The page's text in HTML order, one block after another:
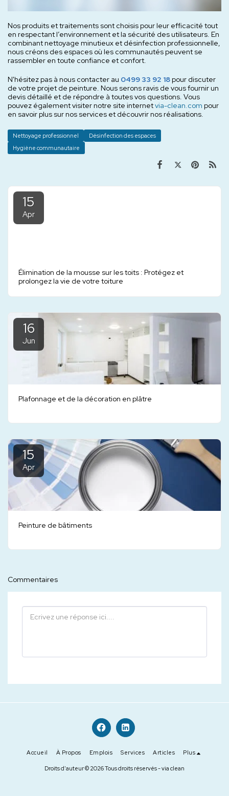
Nos produits et traitements sont choisis pour leur efficacité tout
en respectant l’environnement et la sécurité des utilisateurs. En
combinant nettoyage minutieux et désinfection professionnelle,
nous créons des espaces où les communautés peuvent se
rassembler en toute confiance et confort.
N'hésitez pas à nous contacter au 0499 33 92 18pour discuter
de votre projet de peinture. Nous serons ravis de vous fournir un
devis détaillé et de répondre à toutes vos questions. Vous
pouvez également visiter notre site internetvia-clean.com pour
en savoir plus sur nos services et découvrir nos réalisations.
Nettoyage professionnel
Désinfection des espaces
Hygiène communautaire
15
Apr
Élimination de la mousse sur les toits : Protégez et
prolongez la vie de votre toiture
16
Jun
Plafonnage et de la décoration en plâtre
15
Apr
Peinture de bâtiments
Commentaires
Accueil À Propos Emplois Services Articles Plus
Droits d'auteur © 2026 Tous droits réservés -via clean